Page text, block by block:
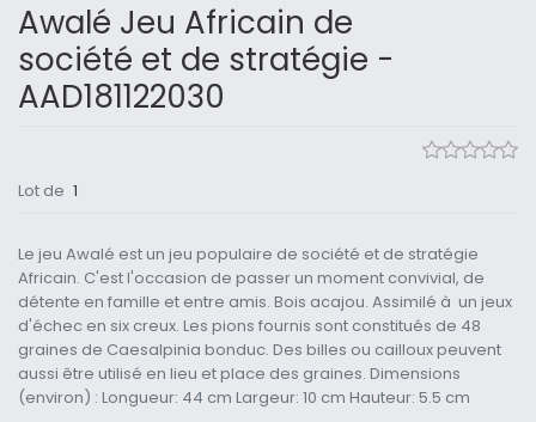
Awalé Jeu Africain de
société et de stratégie -
AAD181122030
Lot de 1
Le jeu Awalé est un jeu populaire de société et de stratégie
Africain. C'est l'occasion de passer un moment convivial, de
détente en famille et entre amis. Bois acajou. Assimilé à un jeux
d'échec en six creux. Les pions fournis sont constitués de 48
graines de Caesalpinia bonduc. Des billes ou cailloux peuvent
aussi être utilisé en lieu et place des graines. Dimensions
(environ) : Longueur: 44 cm Largeur: 10 cm Hauteur: 5.5 cm